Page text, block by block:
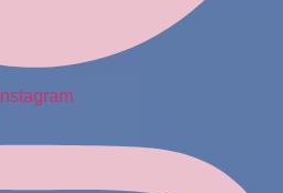
Instagram